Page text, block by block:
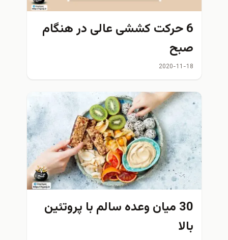
6 حرکت کششی عالی در هنگام
صبح
2020-11-18
30 میان وعده سالم با پروتئین
بالا